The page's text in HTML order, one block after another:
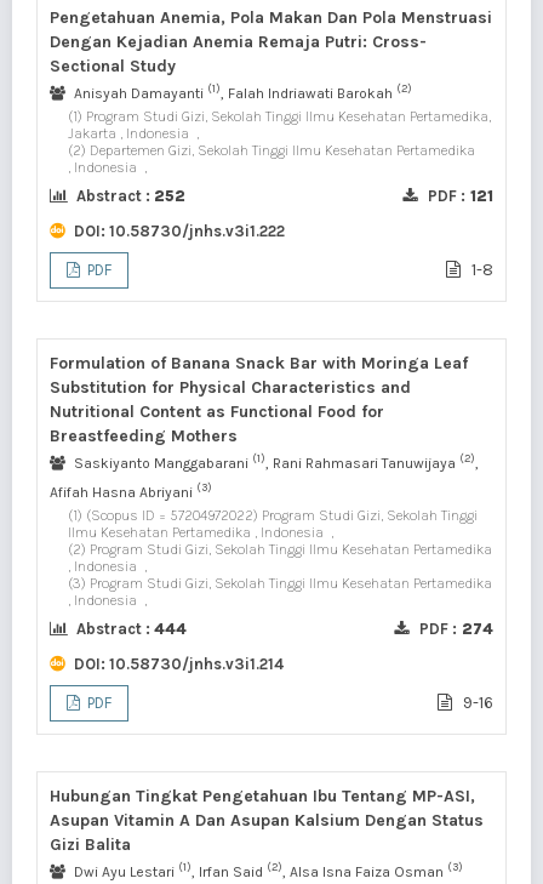
Pengetahuan Anemia, Pola Makan Dan Pola Menstruasi
Dengan Kejadian Anemia Remaja Putri: Cross-
Sectional Study
Anisyah Damayanti (1), Falah Indriawati Barokah (2)
(1) Program Studi Gizi, Sekolah Tinggi Ilmu Kesehatan Pertamedika,
Jakarta , Indonesia ,
(2) Departemen Gizi, Sekolah Tinggi Ilmu Kesehatan Pertamedika
, Indonesia ,
Abstract : 252 PDF : 121
DOI: 10.58730/jnhs.v3i1.222
PDF 1-8
Formulation of Banana Snack Bar with Moringa Leaf
Substitution for Physical Characteristics and
Nutritional Content as Functional Food for
Breastfeeding Mothers
Saskiyanto Manggabarani (1), Rani Rahmasari Tanuwijaya (2),
Afifah Hasna Abriyani (3)
(1) (Scopus ID = 57204972022) Program Studi Gizi, Sekolah Tinggi
Ilmu Kesehatan Pertamedika , Indonesia ,
(2) Program Studi Gizi, Sekolah Tinggi Ilmu Kesehatan Pertamedika
, Indonesia ,
(3) Program Studi Gizi, Sekolah Tinggi Ilmu Kesehatan Pertamedika
, Indonesia ,
Abstract : 444 PDF : 274
DOI: 10.58730/jnhs.v3i1.214
PDF 9-16
Hubungan Tingkat Pengetahuan Ibu Tentang MP-ASI,
Asupan Vitamin A Dan Asupan Kalsium Dengan Status
Gizi Balita
Dwi Ayu Lestari (1), Irfan Said (2), Alsa Isna Faiza Osman (3)